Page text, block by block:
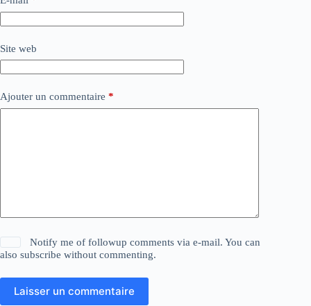
Site web
Ajouter un commentaire *
Notify me of followup comments via e-mail. You can
also subscribe without commenting.
Laisser un commentaire
i
v
: